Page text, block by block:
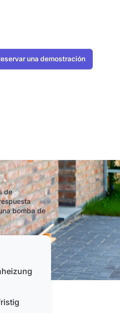
una demostración
de
bomba de